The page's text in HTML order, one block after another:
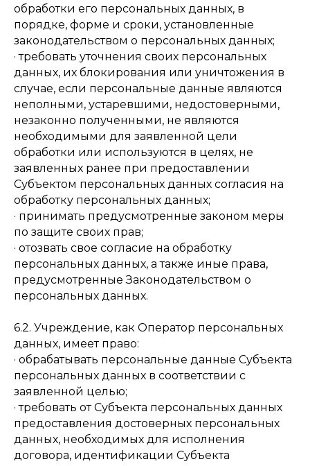
обработки его персональных данных, в
порядке, форме и сроки, установленные
законодательством о персональных данных;
· требовать уточнения своих персональных
данных, их блокирования или уничтожения в
случае, если персональные данные являются
неполными, устаревшими, недостоверными,
незаконно полученными, не являются
необходимыми для заявленной цели
обработки или используются в целях, не
заявленных ранее при предоставлении
Субъектом персональных данных согласия на
обработку персональных данных;
· принимать предусмотренные законом меры
по защите своих прав;
· отозвать свое согласие на обработку
персональных данных, а также иные права,
предусмотренные Законодательством о
персональных данных.
6.2. Учреждение, как Оператор персональных
данных, имеет право:
· обрабатывать персональные данные Субъекта
персональных данных в соответствии с
заявленной целью;
· требовать от Субъекта персональных данных
предоставления достоверных персональных
данных, необходимых для исполнения
договора, идентификации Субъекта